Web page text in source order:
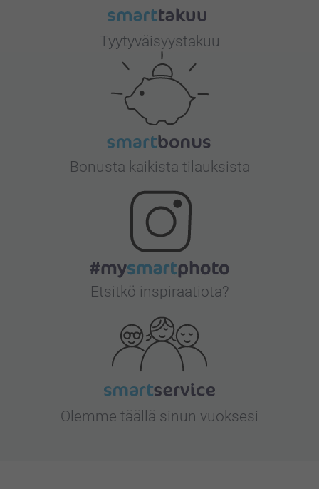
Tyytyväisyystakuu
Bonusta kaikista tilauksista
Etsitkö inspiraatiota?
Olemme täällä sinun vuoksesi